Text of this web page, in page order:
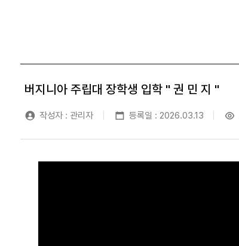
버지니아 주립대 장학생 입학 " 권 민 지 "
작성자 : 관리자 등록일 : 2026.03.13